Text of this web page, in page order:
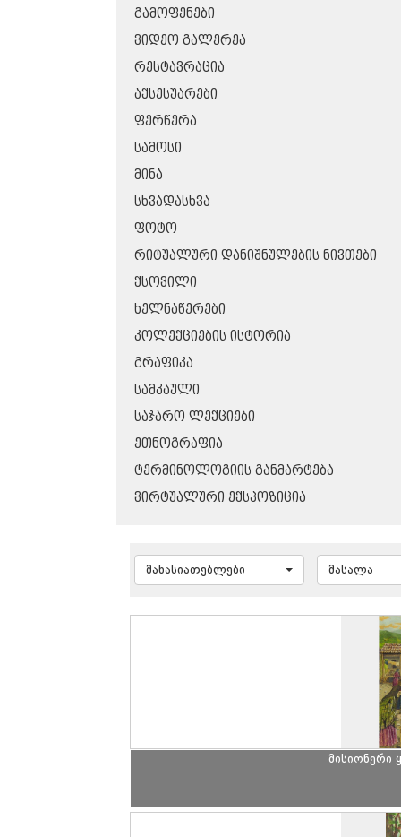
ᲒᲐᲛᲝᲤᲔᲜᲔᲑᲘ
ᲕᲘᲓᲔᲝ ᲒᲐᲚᲔᲠᲔᲐ
ᲠᲔᲡᲢᲐᲕᲠᲐᲪᲘᲐ
ᲐᲥᲡᲔᲡᲣᲐᲠᲔᲑᲘ
ᲤᲔᲠᲬᲔᲠᲐ
ᲡᲐᲛᲝᲡᲘ
ᲛᲘᲜᲐ
ᲡᲮᲕᲐᲓᲐᲡᲮᲕᲐ
ᲤᲝᲢᲝ
ᲠᲘᲢᲣᲐᲚᲣᲠᲘ ᲓᲐᲜᲘᲨᲜᲣᲚᲔᲑᲘᲡ ᲜᲘᲕᲗᲔᲑᲘ
ᲥᲡᲝᲕᲘᲚᲘ
ᲮᲔᲚᲜᲐᲬᲔᲠᲔᲑᲘ
ᲙᲝᲚᲔᲥᲪᲘᲔᲑᲘᲡ ᲘᲡᲢᲝᲠᲘᲐ
ᲒᲠᲐᲤᲘᲙᲐ
ᲡᲐᲛᲙᲐᲣᲚᲘ
ᲡᲐᲯᲐᲠᲝ ᲚᲔᲥᲪᲘᲔᲑᲘ
ᲔᲗᲜᲝᲒᲠᲐᲤᲘᲐ
ᲢᲔᲠᲛᲘᲜᲝᲚᲝᲒᲘᲘᲡ ᲒᲐᲜᲛᲐᲠᲢᲔᲑᲐ
ᲕᲘᲠᲢᲣᲐᲚᲣᲠᲘ ᲔᲥᲡᲞᲝᲖᲘᲪᲘᲐ
მახასიათებლები მასალა
მისიონერი